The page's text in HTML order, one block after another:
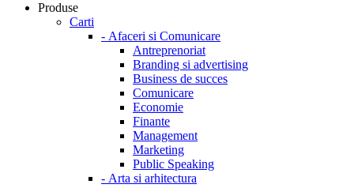
Produse
Carti
- Afaceri si Comunicare
Antreprenoriat
Branding si advertising
Business de succes
Comunicare
Economie
Finante
Management
Marketing
Public Speaking
- Arta si arhitectura